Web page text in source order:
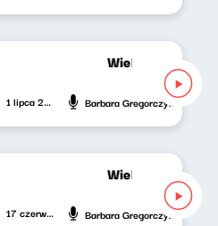
Wielki świat
1 lipca 2023 Barbara Gregorczyk
Wielki świat
17 czerwca 2023 Barbara Gregorczyk